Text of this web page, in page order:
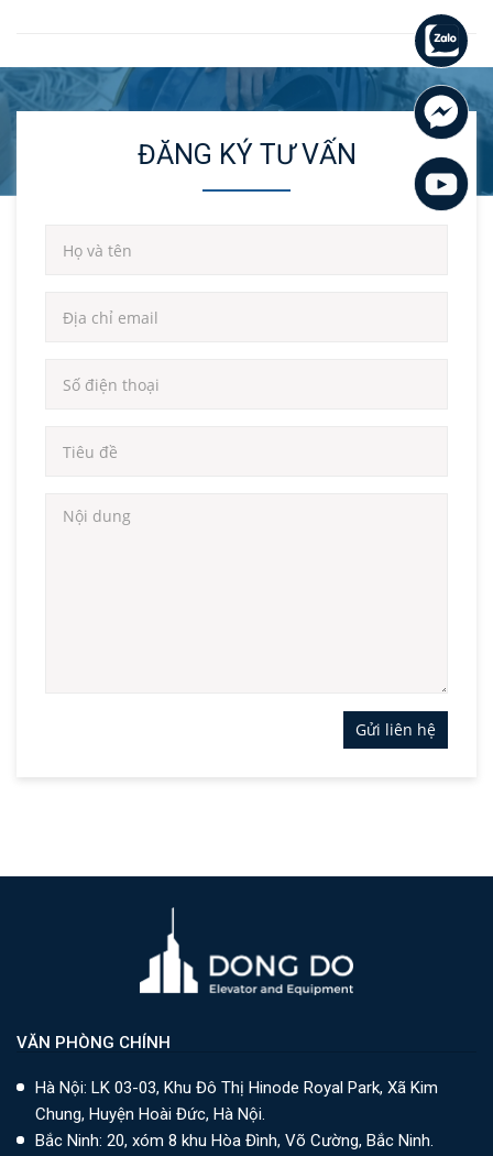
ĐĂNG KÝ TƯ VẤN
Gửi liên hệ
VĂN PHÒNG CHÍNH
Hà Nội: LK 03-03, Khu Đô Thị Hinode Royal Park, Xã Kim
Chung, Huyện Hoài Đức, Hà Nội.
Bắc Ninh: 20, xóm 8 khu Hòa Đình, Võ Cường, Bắc Ninh.